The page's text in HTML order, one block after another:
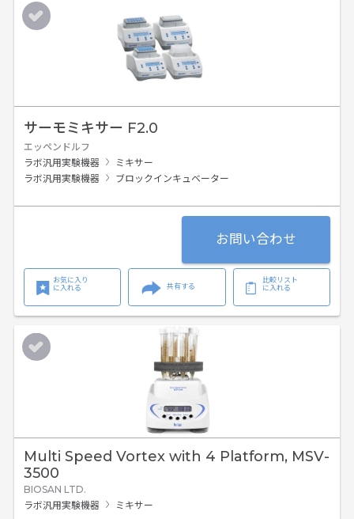
サーモミキサー F2.0
エッペンドルフ
ラボ汎用実験機器
ミキサー
ラボ汎用実験機器
ブロックインキュベーター
お問い合わせ
お気に入り
に入れる
共有する
比較リスト
に入れる
Multi Speed Vortex with 4 Platform, MSV-
3500
BIOSAN LTD.
ラボ汎用実験機器
ミキサー